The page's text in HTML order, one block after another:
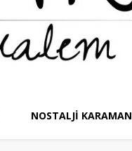
NOSTALJI KARAMAN